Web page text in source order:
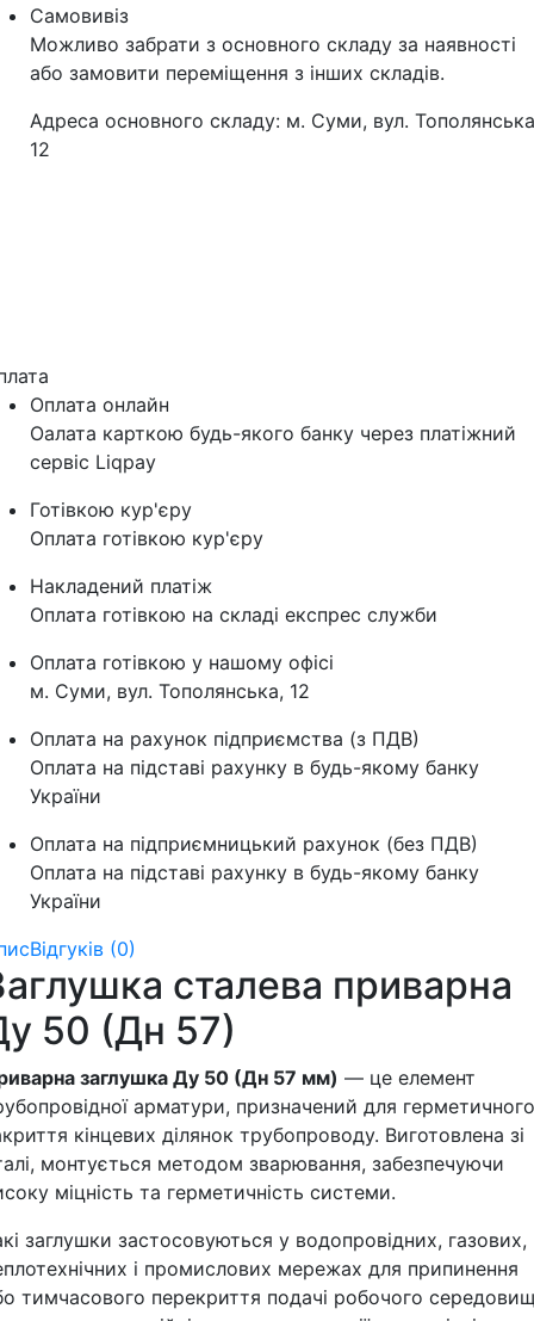
Самовивіз
Можливо забрати з основного складу за наявності
або замовити переміщення з інших складів.
Адреса основного складу: м. Суми, вул.
12
Оплата онлайн
Оалата карткою будь-якого банку через платіжний
сервіс Liqpay
Готівкою кур'єру
Оплата готівкою кур'єру
Накладений платіж
Оплата готівкою на складі експрес служби
Оплата готівкою у нашому офісі
м. Суми, вул. Тополянська, 12
Оплата на рахунок підприємства (з ПДВ)
Оплата на підставі рахунку в будь-якому банку
України
Оплата на підприємницький рахунок (без ПДВ)
Оплата на підставі рахунку в будь-якому банку
України
Відгуків (0)
сталева приварна
50 (Дн 57)
заглушка Ду 50 (Дн 57 мм) — це елемент
арматури, призначений для герметичного
кінцевих ділянок трубопроводу. Виготовлена зі
монтується методом зварювання, забезпечуючи
міцність та герметичність системи.
заглушки застосовуються у водопровідних, газових,
і промислових мережах для припинення
тимчасового перекриття подачі робочого